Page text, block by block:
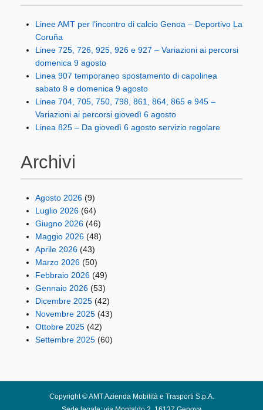
Linee AMT per l’incontro di calcio Genoa – Deportivo La
Coruña
Linee 725, 726, 925, 926 e 927 – Variazioni ai percorsi
domenica 9 agosto
Linea 907 temporaneo spostamento di capolinea
sabato 8 e domenica 9 agosto
Linee 704, 705, 750, 798, 861, 864, 865 e 945 –
Variazioni ai percorsi giovedì 6 agosto
Linea 825 – Da giovedì 6 agosto servizio regolare
Archivi
Agosto 2026 (9)
Luglio 2026 (64)
Giugno 2026 (46)
Maggio 2026 (48)
Aprile 2026 (43)
Marzo 2026 (50)
Febbraio 2026 (49)
Gennaio 2026 (53)
Dicembre 2025 (42)
Novembre 2025 (43)
Ottobre 2025 (42)
Settembre 2025 (60)
Copyright © AMT Azienda Mobilità e Trasporti S.p.A.